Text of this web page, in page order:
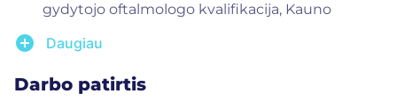
gydytojo oftalmologo kvalifikacija, Kauno
1991-1998 m. – Medicinos gydytojo kvalifikacija,
Kauno Medicinos Akademija.
add_circle Daugiau
Darbo patirtis